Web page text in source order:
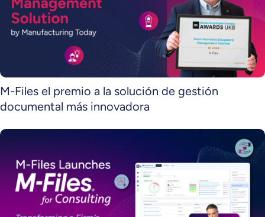
M-Files el premio a la solución de gestión
documental más innovadora